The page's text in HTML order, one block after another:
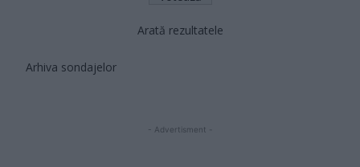
Arată rezultatele
Arhiva sondajelor
- Advertisment -